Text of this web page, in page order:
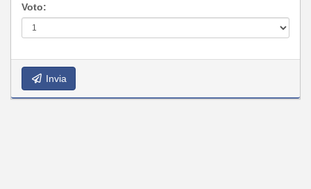
Voto:
Invia